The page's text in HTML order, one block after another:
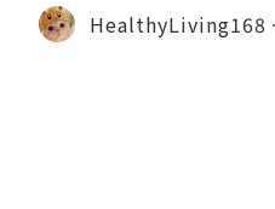
HealthyLiving168